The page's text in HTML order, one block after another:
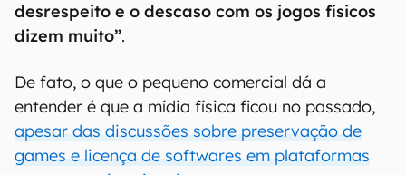
desrespeito e o descaso com os jogos físicos
dizem muito”.
De fato, o que o pequeno comercial dá a
entender é que a mídia física ficou no passado,
apesar das discussões sobre preservação de
games e licença de softwares em plataformas